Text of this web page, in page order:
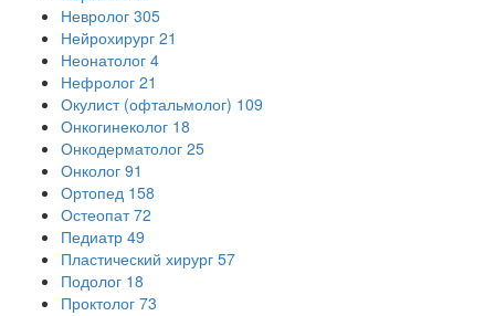
Невролог 305
Нейрохирург 21
Неонатолог 4
Нефролог 21
Окулист (офтальмолог) 109
Онкогинеколог 18
Онкодерматолог 25
Онколог 91
Ортопед 158
Остеопат 72
Педиатр 49
Пластический хирург 57
Подолог 18
Проктолог 73